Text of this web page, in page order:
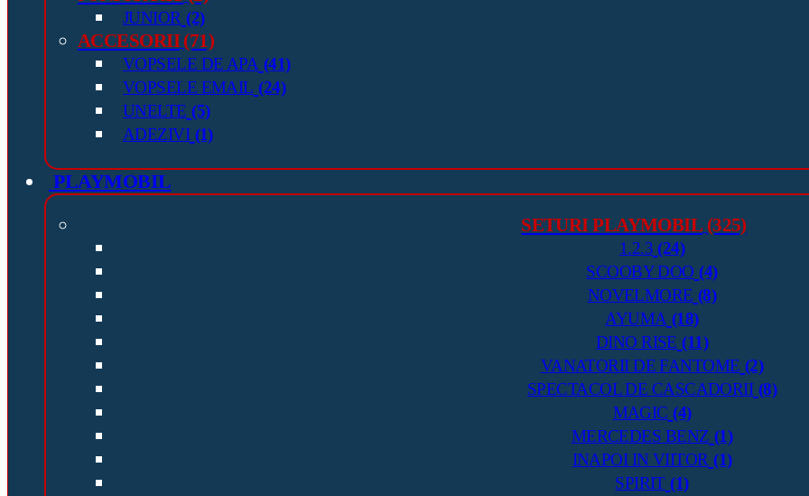
JUNIOR (2)
ACCESORII (71)
VOPSELE DE APA (41)
VOPSELE EMAIL (24)
UNELTE (5)
ADEZIVI (1)
PLAYMOBIL
SETURI PLAYMOBIL (325)
1.2.3 (24)
SCOOBY DOO (4)
NOVELMORE (8)
AYUMA (18)
DINO RISE (11)
VANATORII DE FANTOME (2)
SPECTACOL DE CASCADORII (8)
MAGIC (4)
MERCEDES BENZ (1)
INAPOI IN VIITOR (1)
SPIRIT (1)